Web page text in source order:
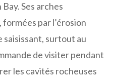
Ses arches
par l’érosion
saisissant, surtout au
de visiter pendant
les cavités rocheuses